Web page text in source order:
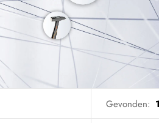
Gevonden: